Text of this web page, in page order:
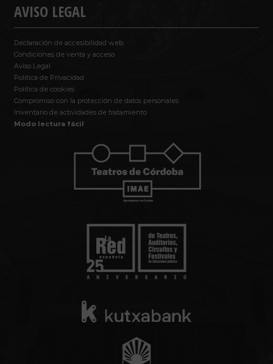
AVISO LEGAL
Declaración de accesibilidad web
Condiciones de venta y acceso
Aviso Legal
Política de Privacidad
Política de cookies
Compromiso con la protección de datos personales
Inventario de actividades de tratamiento
Modo lectura fácil